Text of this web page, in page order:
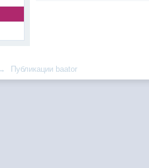
→ Публикации baator